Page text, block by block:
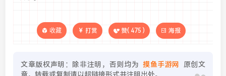
收藏 打赏 赞( 475 ) 海报
文章版权声明：除非注明，否则均为 摸鱼手游网
原创文